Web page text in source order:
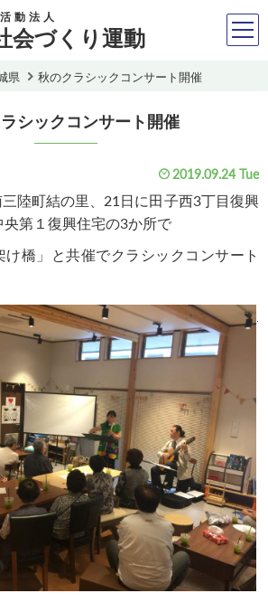
動法人
会づくり運動
県 秋のクラシックコンサート開催
シックコンサート開催
2019.09.24 Tue
陸町結の里、21日に田子西3丁目復興
第１復興住宅の3か所で
け橋」と共催でクラシックコンサート